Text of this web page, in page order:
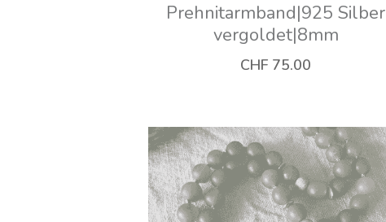
Prehnitarmband|925 Silber
vergoldet|8mm
CHF 75.00